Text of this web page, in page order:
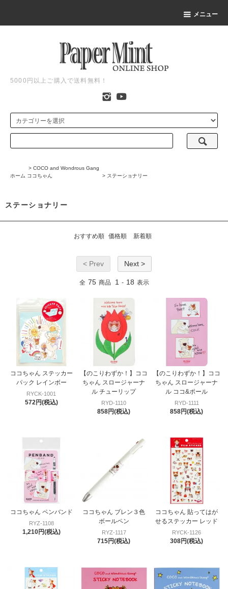
メニュー
5000円以上ご購入で送料無料！
ホーム
> COCO and Wondrous Gang
ココちゃん
> ステーショナリー
ステーショナリー
おすすめ順 価格順 新着順
< Prev Next >
全 75 商品 1 - 18 表示
ココちゃん ステッカー
パック レインボー
RYCK-1001
572円(税込)
【のこりわずか！】ココ
ちゃん スロージャーナ
ル チューリップ
RYD-1110
858円(税込)
【のこりわずか！】ココ
ちゃん スロージャーナ
ル ココ&ポール
RYD-1111
858円(税込)
ココちゃん ペンバンド
RYZ-1108
1,210円(税込)
ココちゃん ブレン３色
ボールペン
RYZ-1117
715円(税込)
ココちゃん 貼ってはが
せるステッカー レッド
RYCK-1126
308円(税込)